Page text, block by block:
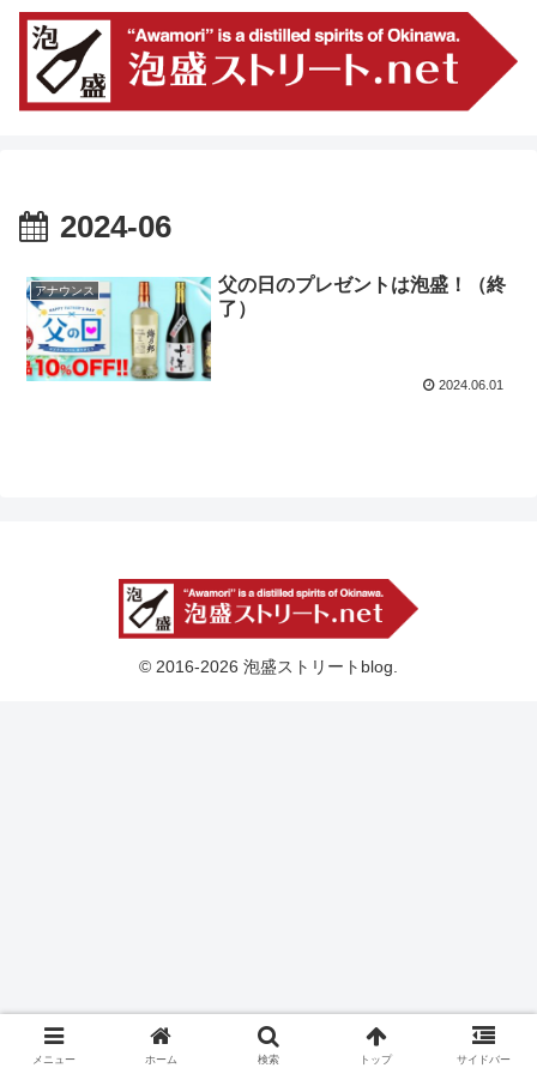
2024-06
アナウンス
父の日のプレゼントは泡盛！（終
了）
2024.06.01
© 2016-2026 泡盛ストリートblog.
メニュー ホーム 検索 トップ サイドバー